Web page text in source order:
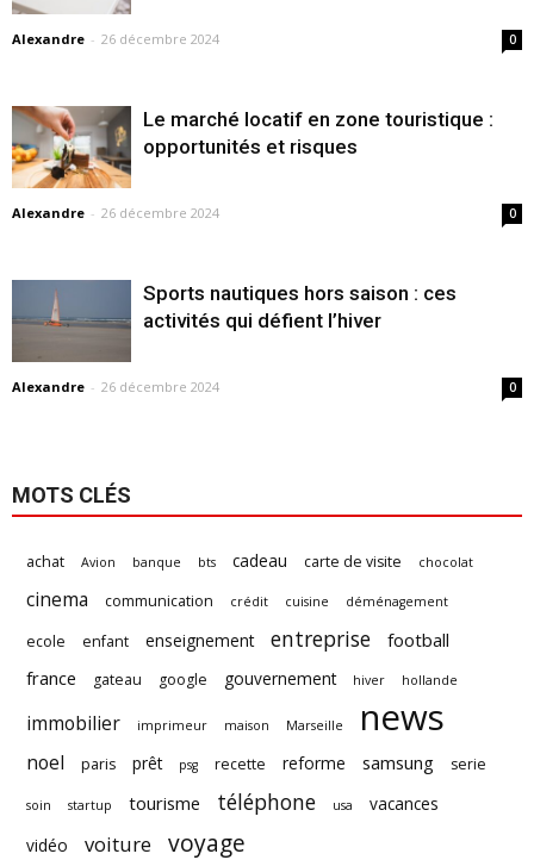
Alexandre - 26 décembre 2024 0
Le marché locatif en zone touristique :
opportunités et risques
Alexandre - 26 décembre 2024 0
Sports nautiques hors saison : ces
activités qui défient l’hiver
Alexandre - 26 décembre 2024 0
MOTS CLÉS
achat Avion banque bts cadeau carte de visite chocolat
cinema communication crédit cuisine déménagement
ecole enfant enseignement entreprise
football
france
gateau google gouvernement hiver hollande
immobilier imprimeur maison Marseille news
noel paris prêt psg recette reforme samsung serie
soin startup tourisme téléphone usa
vacances
vidéo
voiture voyage